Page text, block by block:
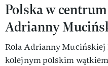
Polska w
Adrianny
Rola Adrianny Mucińskiej
kolejnym polskim